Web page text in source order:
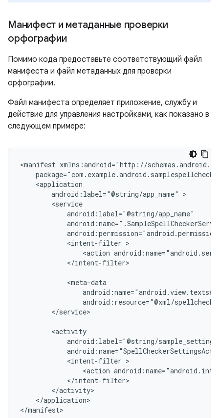
Манифест и метаданные проверки
орфографии
Помимо кода предоставьте соответствующий файл
манифеста и файл метаданных для проверки
орфографии.
Файл манифеста определяет приложение, службу и
действие для управления настройками, как показано в
следующем примере:
<manifest
android:label="@string/app_name"
<intent-filter
<action
</intent-filter>
android:resource="@xml/
</service>
<intent-filter
<action
</application>
</manifest>